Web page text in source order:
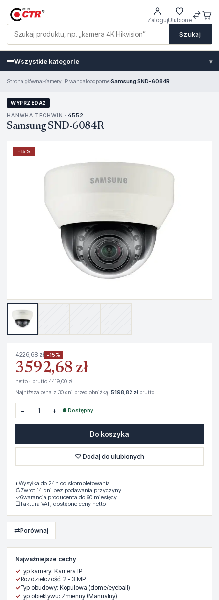
Szukaj
ZalogujUlubione
Wszystkie kategorie ▾
Strona główna›Kamery IP wandaloodporne›Samsung SND-6084R
WYPRZEDAŻ
HANWHA TECHWIN · 4552
Samsung SND-6084R
−15%
Najważniejsze cechy
✓Typ kamery: Kamera IP
✓Rozdzielczość: 2 - 3 MP
✓Typ obudowy: Kopulowa (dome/eyeball)
✓Typ obiektywu: Zmienny (Manualny)
4226,68 zł −15%
3592,68 zł
netto · brutto 4419,00 zł
Najniższa cena z 30 dni przed obniżką: 5198,82 złbrutto
− + ● Dostępny
Do koszyka
♡ Dodaj do ulubionych
◐ Wysyłka do 24h od skompletowania.
↻Zwrot 14 dni bez podawania przyczyny
✓Gwarancja producenta do 60 miesięcy
▢Faktura VAT, dostępne ceny netto
⇄Porównaj